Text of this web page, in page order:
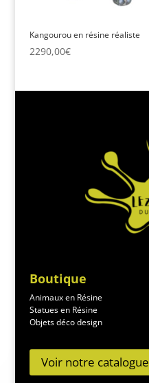
Kangourou en résine réaliste
2290,00€
Boutique
Animaux en Résine
Statues en Résine
Objets déco design
Voir notre catalogue